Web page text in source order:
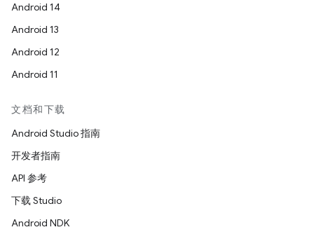
Android 14
Android 13
Android 12
Android 11
文档和下载
Android Studio 指南
开发者指南
API 参考
下载 Studio
Android NDK